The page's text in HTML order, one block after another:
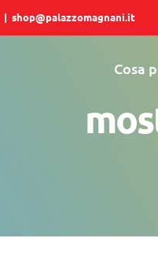
| shop@palazzomagnani.it
Cosa